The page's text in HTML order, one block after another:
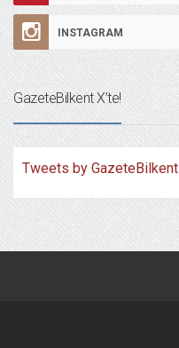
INSTAGRAM
GazeteBilkent X’te!
Tweets by GazeteBilkent